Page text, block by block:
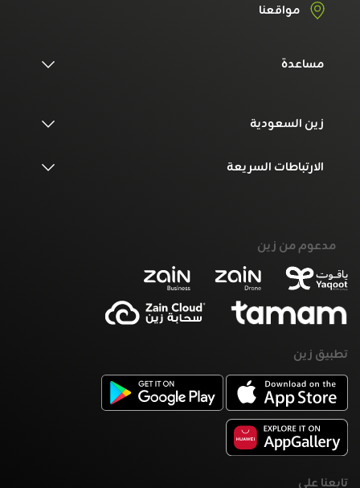
مواقعنا
مساعدة
زين السعودية
الارتباطات السريعة
مدعوم من زين
تطبيق زين
تابعنا على